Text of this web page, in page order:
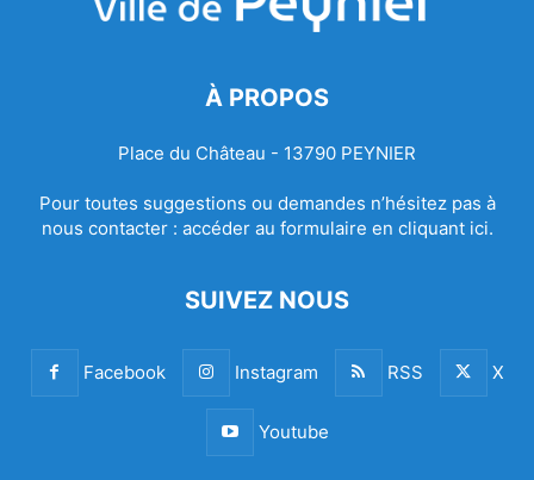
À PROPOS
Place du Château - 13790 PEYNIER
Pour toutes suggestions ou demandes n’hésitez pas à
nous contacter : accéder au formulaire en cliquant ici.
SUIVEZ NOUS
Facebook Instagram RSS X
Youtube